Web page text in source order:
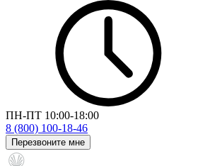
ПН-ПТ 10:00-18:00
8 (800) 100-18-46
Перезвоните мне